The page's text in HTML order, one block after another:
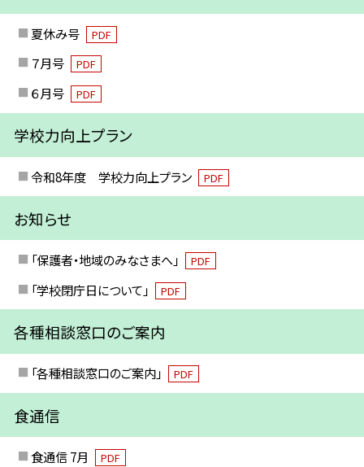
夏休み号 PDF
７月号 PDF
６月号 PDF
学校力向上プラン
令和8年度 学校力向上プラン PDF
お知らせ
「保護者・地域のみなさまへ」 PDF
「学校閉庁日について」 PDF
各種相談窓口のご案内
「各種相談窓口のご案内」 PDF
食通信
食通信 7月 PDF